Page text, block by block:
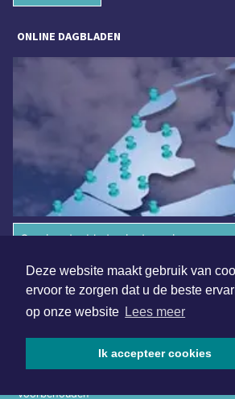
Deze website maakt gebruik van
ervoor te zorgen dat u de beste
op onze website Lees meer
Ik accepteer cookies
ONLINE DAGBLADEN
Overige dagbladen in de regio
voorbehouden
Algemene voorwaarden
Disclaimer